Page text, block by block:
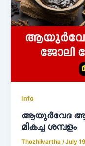
Info
ആയുർവേദ
മികച്ച ശമ്പളം
Thozhilvartha/July